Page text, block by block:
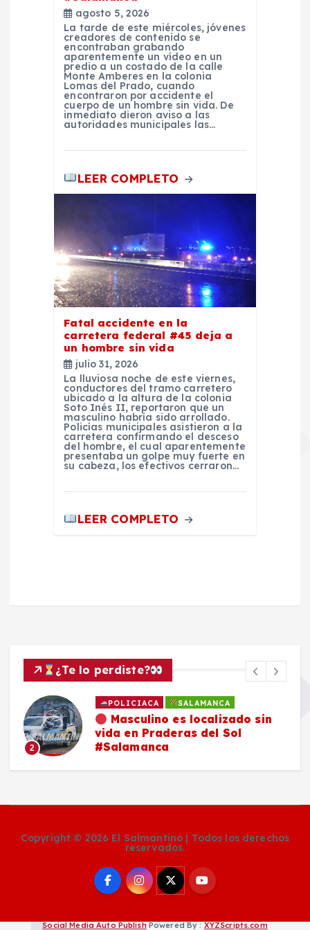
agosto 5, 2026
La tarde de este miércoles, jóvenes
creadores de contenido se
encontraban grabando
aparentemente un vídeo en un
predio a un costado de la calle
Monte Amberes en la colonia
Lomas del Prado, cuando
encontraron por accidente el
cuerpo de un hombre sin vida. De
inmediato dieron aviso a las
autoridades municipales las…
LEER COMPLETO
Fatal accidente en la
carretera federal #45 deja a
un hombre sin vida
julio 31, 2026
La lluviosa noche de este viernes,
conductores del tramo carretero
ubicado a la altura de la colonia
Soto Inés II, reportaron que un
masculino habría sido arrollado.
Policías municipales asistieron a la
carretera confirmando el desceso
del hombre, el cual aparentemente
presentaba un golpe muy fuerte en
su cabeza, los efectivos cerraron…
LEER COMPLETO
¿Te lo perdiste?
2
POLICIACA SALAMANCA
Masculino es localizado sin
vida en Praderas del Sol
#Salamanca
Copyright © 2026 El Salmantino | Todos los derechos
reservados.
Social Media Auto PublishPowered By :XYZScripts.com